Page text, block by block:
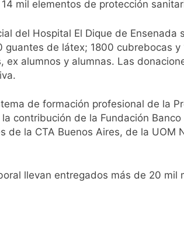
contra la Ley de Propiedad Privada
el subsecretario de Seguridad de
Avanza consiguió la mayoría y
de Quilmes celebra la fiesta de San
mil elementos de protección
del Hospital El Dique de
de látex; 1800 cubrebocas
ex alumnos y alumnas. Las
de formación profesional de la
contribución de la Fundación
la CTA Buenos Aires, de la UOM
llevan entregados más de 20